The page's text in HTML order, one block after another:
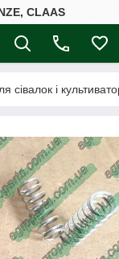
CLAAS
і